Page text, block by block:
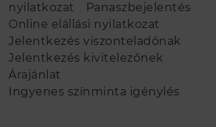
nyilatkozat
Panaszbejelentés
Online elállási nyilatkozat
Jelentkezés viszonteladónak
Jelentkezés kivitelezőnek
Árajánlat
Ingyenes színminta igénylés